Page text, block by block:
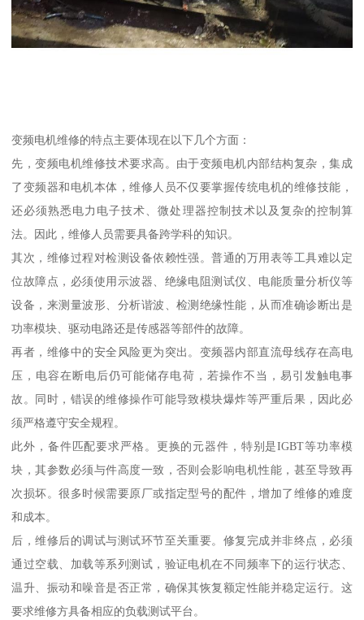
变频电机维修的特点主要体现在以下几个方面：
先，变频电机维修技术要求高。由于变频电机内部结构复杂，集成
了变频器和电机本体，维修人员不仅要掌握传统电机的维修技能，
还必须熟悉电力电子技术、微处理器控制技术以及复杂的控制算
法。因此，维修人员需要具备跨学科的知识。
其次，维修过程对检测设备依赖性强。普通的万用表等工具难以定
位故障点，必须使用示波器、绝缘电阻测试仪、电能质量分析仪等
设备，来测量波形、分析谐波、检测绝缘性能，从而准确诊断出是
功率模块、驱动电路还是传感器等部件的故障。
再者，维修中的安全风险更为突出。变频器内部直流母线存在高电
压，电容在断电后仍可能储存电荷，若操作不当，易引发触电事
故。同时，错误的维修操作可能导致模块爆炸等严重后果，因此必
须严格遵守安全规程。
此外，备件匹配要求严格。更换的元器件，特别是IGBT等功率模
块，其参数必须与件高度一致，否则会影响电机性能，甚至导致再
次损坏。很多时候需要原厂或指定型号的配件，增加了维修的难度
和成本。
后，维修后的调试与测试环节至关重要。修复完成并非终点，必须
通过空载、加载等系列测试，验证电机在不同频率下的运行状态、
温升、振动和噪音是否正常，确保其恢复额定性能并稳定运行。这
要求维修方具备相应的负载测试平台。